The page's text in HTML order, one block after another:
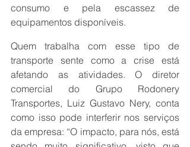
consumo e pela escassez de
equipamentos disponíveis.
Quem trabalha com esse tipo de
transporte sente como a crise está
afetando as atividades. O diretor
comercial do Grupo Rodonery
Transportes, Luiz Gustavo Nery, conta
como isso pode interferir nos serviços
da empresa: “O impacto, para nós, está